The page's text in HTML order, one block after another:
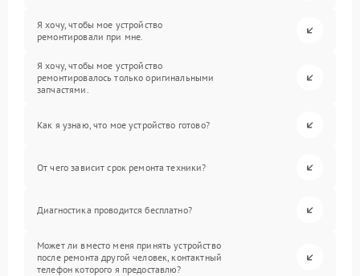
Я хочу, чтобы мое устройство
ремонтировали при мне.
Я хочу, чтобы мое устройство
ремонтировалось только оригинальными
запчастями.
Как я узнаю, что мое устройство готово?
От чего зависит срок ремонта техники?
Диагностика проводится бесплатно?
Может ли вместо меня принять устройство
после ремонта другой человек, контактный
телефон которого я предоставлю?